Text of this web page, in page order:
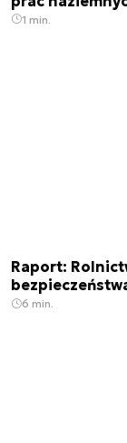
1 min.
Raport:
6 min.